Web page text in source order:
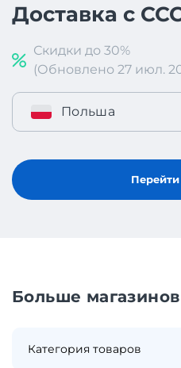
Доставка с
Скидки до 30%
(Обновлено 27 июл.
Польша
Больше